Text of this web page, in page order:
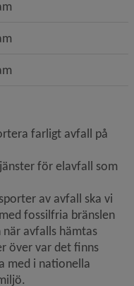
farligt avfall på
för elavfall som
av avfall ska vi
fossilfria bränslen
avfalls hämtas
över var det finns
med i nationella